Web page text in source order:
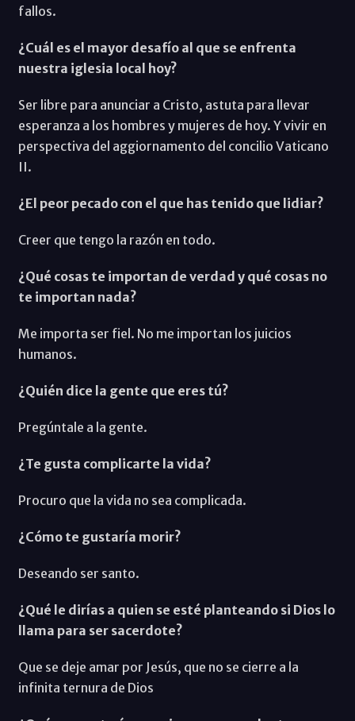
fallos.
¿Cuál es el mayor desafío al que se enfrenta
nuestra iglesia local hoy?
Ser libre para anunciar a Cristo, astuta para llevar
esperanza a los hombres y mujeres de hoy. Y vivir en
perspectiva del aggiornamento del concilio Vaticano
II.
¿El peor pecado con el que has tenido que lidiar?
Creer que tengo la razón en todo.
¿Qué cosas te importan de verdad y qué cosas no
te importan nada?
Me importa ser fiel. No me importan los juicios
humanos.
¿Quién dice la gente que eres tú?
Pregúntale a la gente.
¿Te gusta complicarte la vida?
Procuro que la vida no sea complicada.
¿Cómo te gustaría morir?
Deseando ser santo.
¿Qué le dirías a quien se esté planteando si Dios lo
llama para ser sacerdote?
Que se deje amar por Jesús, que no se cierre a la
infinita ternura de Dios